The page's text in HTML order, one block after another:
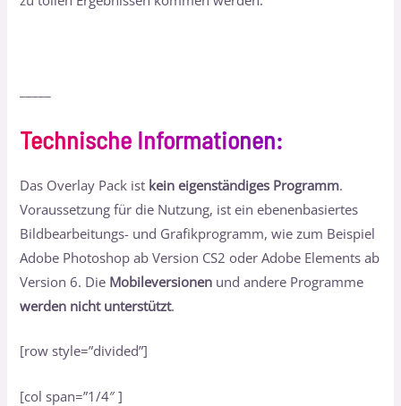
Technische Informationen:
Das Overlay Pack ist kein eigenständiges Programm.
Voraussetzung für die Nutzung, ist ein ebenenbasiertes
Bildbearbeitungs- und Grafikprogramm, wie zum Beispiel
Adobe Photoshop ab Version CS2 oder Adobe Elements ab
Version 6. Die Mobileversionen und andere Programme
werden nicht unterstützt.
[row style=”divided”]
[col span=”1/4″ ]